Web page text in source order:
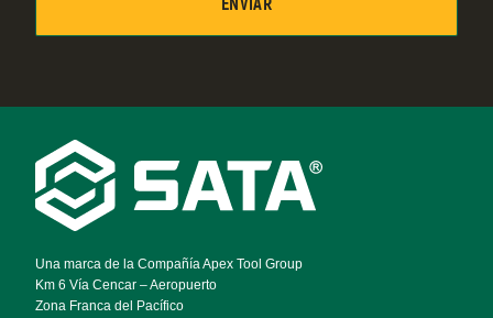
Footer
Navigation
Una marca de la Compañía Apex Tool Group
Km 6 Vía Cencar – Aeropuerto
Zona Franca del Pacífico